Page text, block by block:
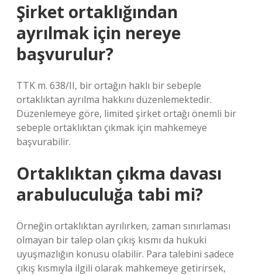
Şirket ortaklığından
ayrılmak için nereye
başvurulur?
TTK m. 638/II, bir ortağın haklı bir sebeple
ortaklıktan ayrılma hakkını düzenlemektedir.
Düzenlemeye göre, limited şirket ortağı önemli bir
sebeple ortaklıktan çıkmak için mahkemeye
başvurabilir.
Ortaklıktan çıkma davası
arabuluculuğa tabi mi?
Örneğin ortaklıktan ayrılırken, zaman sınırlaması
olmayan bir talep olan çıkış kısmı da hukuki
uyuşmazlığın konusu olabilir. Para talebini sadece
çıkış kısmıyla ilgili olarak mahkemeye getirirsek,